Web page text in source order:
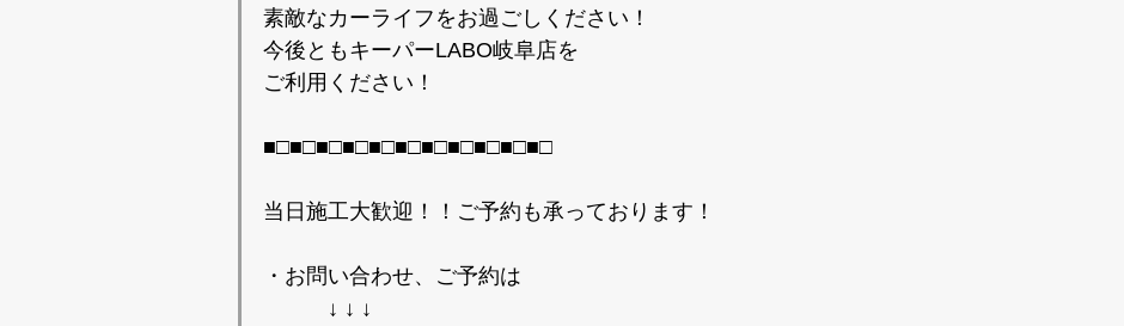
素敵なカーライフをお過ごしください！
今後ともキーパーLABO岐阜店を
ご利用ください！
■□■□■□■□■□■□■□■□■□■□■□
当日施工大歓迎！！ご予約も承っております！
・お問い合わせ、ご予約は
↓ ↓ ↓